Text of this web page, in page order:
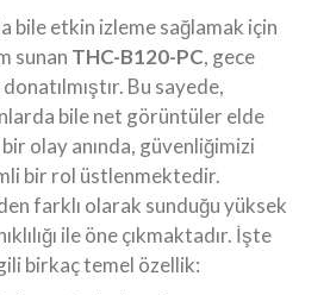
bile etkin izleme sağlamak için
sunan THC-B120-PC, gece
Bu sayede,
bile net görüntüler elde
olay anında, güvenliğimizi
bir rol üstlenmektedir.
farklı olarak sunduğu yüksek
ile öne çıkmaktadır. İşte
birkaç temel özellik: